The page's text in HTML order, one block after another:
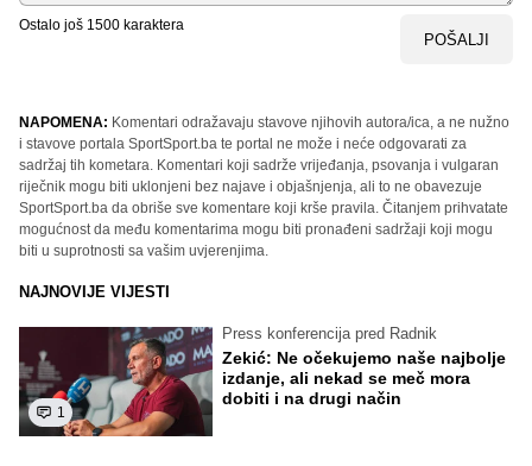
Ostalo još 1500 karaktera
POŠALJI
NAPOMENA: Komentari odražavaju stavove njihovih autora/ica, a ne nužno
i stavove portala SportSport.ba te portal ne može i neće odgovarati za
sadržaj tih kometara. Komentari koji sadrže vrijeđanja, psovanja i vulgaran
riječnik mogu biti uklonjeni bez najave i objašnjenja, ali to ne obavezuje
SportSport.ba da obriše sve komentare koji krše pravila. Čitanjem prihvatate
mogućnost da među komentarima mogu biti pronađeni sadržaji koji mogu
biti u suprotnosti sa vašim uvjerenjima.
NAJNOVIJE VIJESTI
1
Press konferencija pred Radnik
Zekić: Ne očekujemo naše najbolje
izdanje, ali nekad se meč mora
dobiti i na drugi način